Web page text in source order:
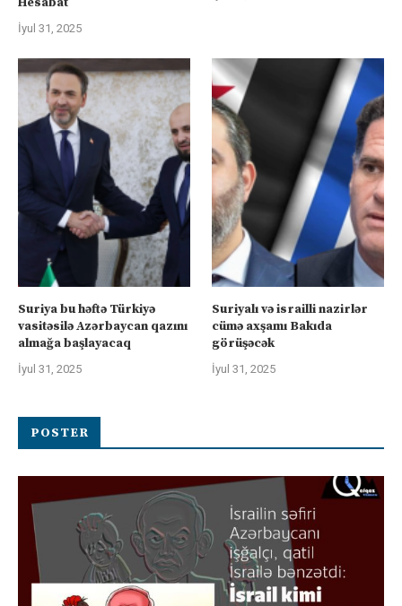
İyul 31, 2025
Suriya bu həftə Türkiyə
vasitəsilə Azərbaycan qazını
almağa başlayacaq
İyul 31, 2025
Suriyalı və israilli nazirlər
cümə axşamı Bakıda
görüşəcək
İyul 31, 2025
POSTER